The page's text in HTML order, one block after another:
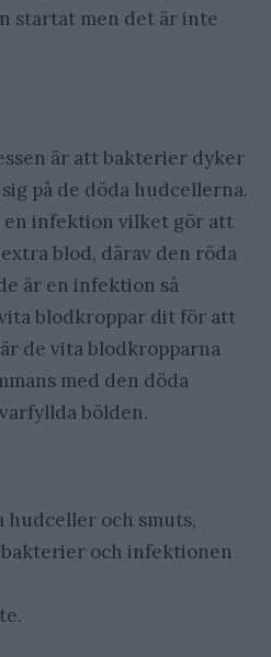
startat men det är inte
är att bakterier dyker
på de döda hudcellerna.
infektion vilket gör att
blod, därav den röda
är en infektion så
blodkroppar dit för att
de vita blodkropparna
med den döda
bölden.
hudceller och smuts,
och infektionen